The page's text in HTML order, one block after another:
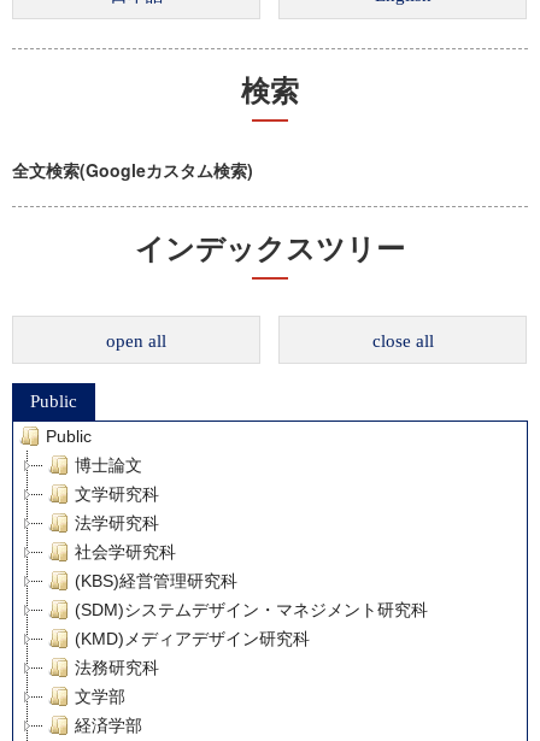
検索
全文検索(Googleカスタム検索)
インデックスツリー
open all close all
Public
Public
博士論文
文学研究科
法学研究科
社会学研究科
(KBS)経営管理研究科
(SDM)システムデザイン・マネジメント研究科
(KMD)メディアデザイン研究科
法務研究科
文学部
経済学部